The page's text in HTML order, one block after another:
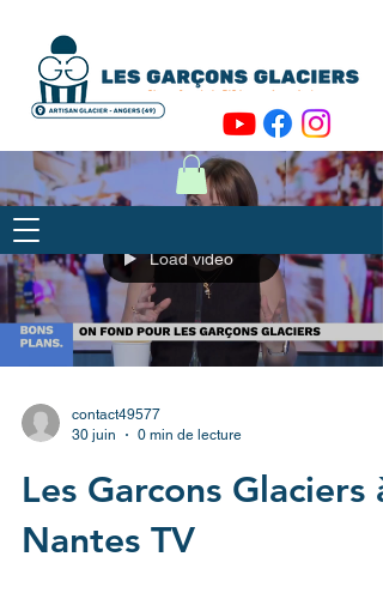
Load video
contact49577
30 juin
0 min de lecture
Les Garcons Glaciers à
Nantes TV